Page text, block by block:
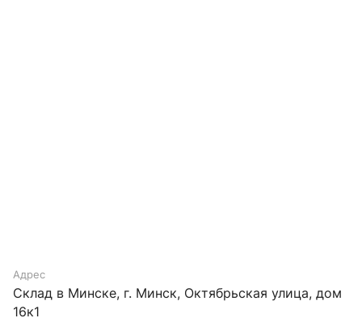
Адрес
Склад в Минске, г. Минск, Октябрьская улица, дом
16к1